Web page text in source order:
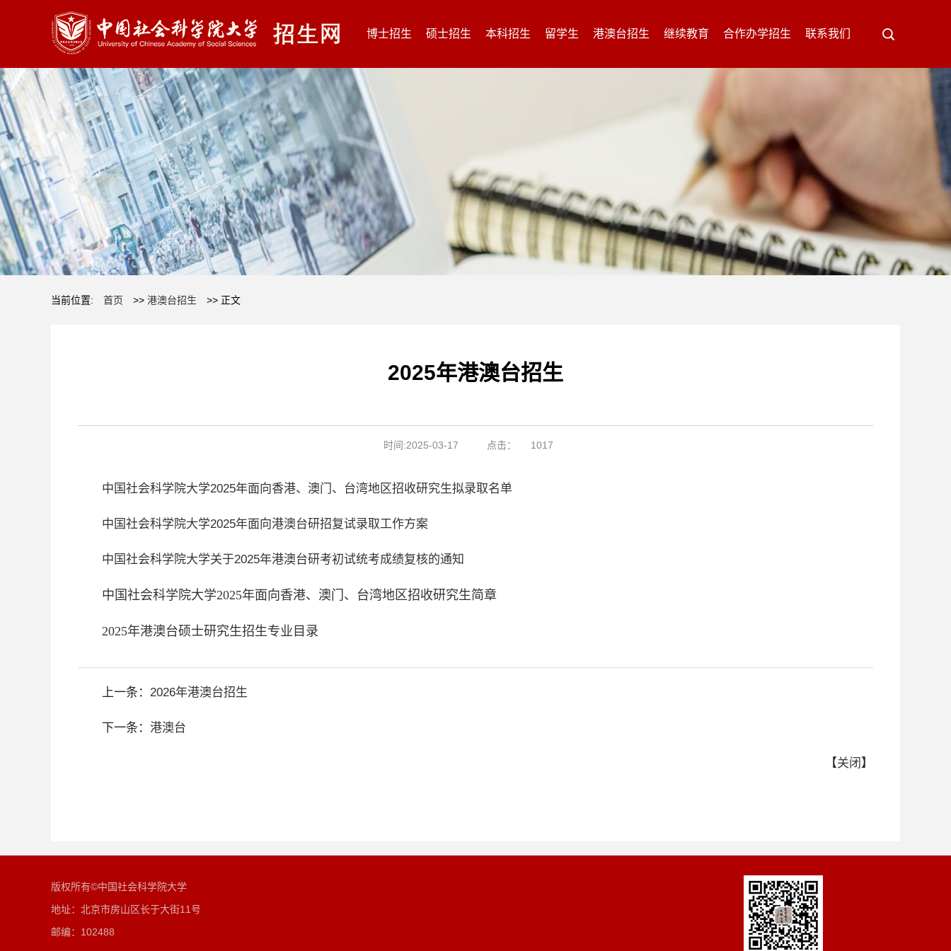
博士招生 硕士招生 本科招生 留学生 港澳台招生 继续教育 合作办学招生 联系我们
当前位置: 首页 >> 港澳台招生 >> 正文
2025年港澳台招生
时间:2025-03-17 点击： 1017
中国社会科学院大学2025年面向香港、澳门、台湾地区招收研究生拟录取名单
中国社会科学院大学2025年面向港澳台研招复试录取工作方案
中国社会科学院大学关于2025年港澳台研考初试统考成绩复核的通知
中国社会科学院大学2025年面向香港、澳门、台湾地区招收研究生简章
2025年港澳台硕士研究生招生专业目录
上一条： 2026年港澳台招生
下一条： 港澳台
【关闭 】
版权所有©中国社会科学院大学
地址：北京市房山区长于大街11号
邮编：102488